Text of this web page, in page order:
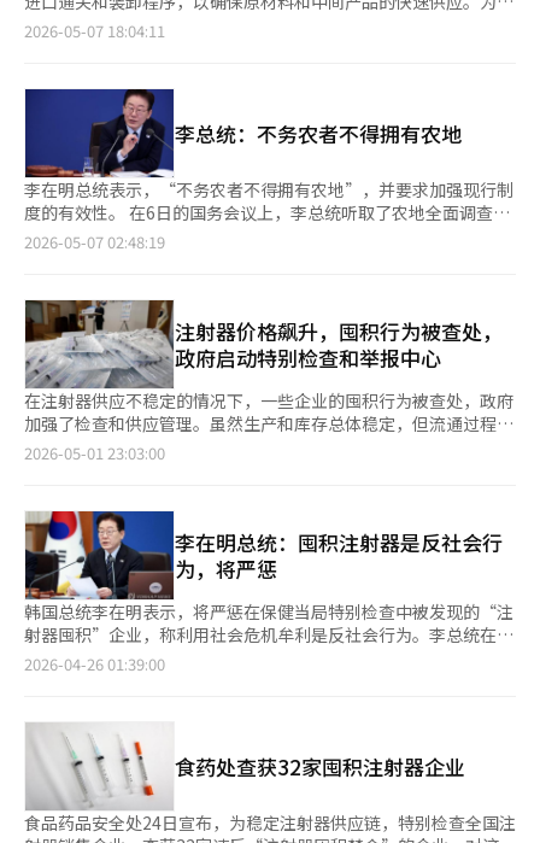
月份的物价上涨幅度保持在2%左右。财政经济部相关人士表
示：“石油产品价格没有大幅波动，且未发现农产品和水产品等特
到3.8%。财政经济部官员表示，根据能源和石油市场监测团的数
据，如果没有政府的价格控制，汽油价格可能会上涨至每升2200
韩国的物价水平相对稳定。主要发达国家的物价上涨率在2%至3%
之间，而韩国保持在相似或更低的水平，油价上涨速度也相对缓
慢。日本、匈牙利、波兰等国正在实施价格上限或炼油补贴等强力
政策，欧洲主要国家也在降低燃油税和加强市场检查，以应对油价
冲击。未来，政府将继续集中政策力量稳定石油价格。计划加强加
油站现场检查和打击囤积居奇行为，同时确保替代原油供应，实施
公共机构车辆单双号限行等措施。此外，政府将迅速执行高油价受
害补助金（规模为6.1万亿韩元）和农业、渔业、运输业燃油费支
将加强市场秩序的维护。对囤积居奇等非法行为，将适用3年以下
有期徒刑或1亿韩元以下罚款，并没收和追缴相关物品，同时考虑
引入罚款措施以快速制裁。财政经济部官员表示：“对于囤积居
奇，法律中已有没收和追缴相关物品的规定，总统在国务会议上提
到的罚款措施也将迅速进行审议。”※ 本报道经人工智能（AI）系
统翻译与编辑。
现供应链多元化，将改革程序性规定并发掘新的支持对象。海关总
战争后，3至4月的原油进口量从去年的1.5亿桶减少到今年的1.3亿
桶，下降了8.5%。其中，中东进口减少了2529万桶，非中东进口
减少了430万桶。同期，平均每桶价格为92美元，比去年同期的79
美元上涨了16.2%。液化天然气（LNG）和液化石油气（LPG）丁
烷的中东进口量分别急剧下降了12.7%和47.8%。不仅是能源，关
键工业原料如石脑油和氦气的进口趋势也在变化。石脑油的总进口
量减少了25.2%，供应链正在向美国、希腊和印度等国多元化。氦
气进口方面，卡塔尔的进口量减少了45.5%，而美国的进口量增加
过中东战争应急TF，推动需求物资的供应稳定化和关税、物流紧
急支持。为解决进口阶段的供应链瓶颈，紧急需求物资通过快速入
港和装卸前通关措施，确保到达国内后立即投入工业现场。此外，
禁止囤积居奇，指定紧急供需调整物资进口申报延迟罚款对象，加
强对出口限制物资的通关审查。对原油和石脑油等7种物资，每周
分析进口单价，并与相关部门共享详细信息。为最大限度减少中东
地区进出口企业的损失，海关当局采取措施，如减少罚款、积极批
准未装货物的装载期延长、免除出口申报更正和撤回的错误分数
部分不计入关税计税价格，并支持中东地区进口企业的延期付款和
分期付款。海关总署将在中东战争结束前，暂时简化关键物资的进
口通关和装卸程序。通过与主管部门协商，改善海外采购原材料的
进口通关文件可在通关后提交。为避免原油和LNG运输船的入港和
装卸延误，免除船舶检查指定和港内停泊地点移动申报。为实现供
应链多元化，将进一步发掘可通过FTA特例支持的制度和物资，并
解决进口程序中的困难。特别是针对马来西亚原油的原产地证明书
发放时间较长的问题，推进缩短发放时间。对于可作为石脑油替代
2026-05-07 18:04:11
李总统：不务农者不得拥有农地
李在明总统表示，“不务农者不得拥有农地”，并要求加强现行制
度的有效性。 在6日的国务会议上，李总统听取了农地全面调查计
划的报告后指出，宪法和农地法明确规定不务农者不得拥有农地。
己在担任城南市长时也曾尝试，但因法律和制度限制，实际出售命
令难以执行，导致投机行为。 此外，他指出，未履行“农地处置
义务”者若在三年内整改，义务即消失，这使得制度形同虚设。
在非公开会议中，审议通过了38项法律公告案、12项总统令案和1
项一般议案。 涉及国家任务的法律共26项，包括《腐败财产没收
及恢复特别法》部分修正案、《租赁诈骗受害者支援及居住稳定特
别法》部分修正案等。 李总统还指示对近期医疗产品囤积行为采
取强硬措施，考虑立即没收囤积物资，并提高举报奖励金至国库追
外，李总统称新政府成立后自杀死亡人数连续五个月下降，并高度
赞扬了担任政府控制塔角色的国务总理金民锡。 他关注到自杀预
防热线109每年接到约35万通咨询电话，但咨询人员仅100余人，
指示提高接听率，无论通过民间支持还是追加预算。 ※ 本报道经
人工智能（AI）系统翻译与编辑。
2026-05-07 02:48:19
注射器价格飙升，囤积行为被查处，
政府启动特别检查和举报中心
在注射器供应不稳定的情况下，一些企业的囤积行为被查处，政府
加强了检查和供应管理。虽然生产和库存总体稳定，但流通过程中
的异常交易导致市场混乱。据业内消息，食品药品安全处查处了32
库存囤积在仓库中，未正常供应市场。另一家公司则集中向33个特
定医疗机构供应，月平均销量达62万个，是平时的59倍。尽管流
通存在问题，但生产和库存相对稳定。根据食品药品安全处的数
据，截至4月28日下午5时，注射器生产量约为335万个，出库量为
550万个，总库存为4559万个。出库量超过生产量是由于现有库存
供应市场，整体供应基础无大问题。然而，一些医疗机构仍出现注
射器短缺，价格上涨超过两倍，或购买数量受限。业内认为，这是
由于流通中的囤积、出库延迟和特定交易集中供应所致。为改善这
囤积的企业进行第二次特别检查，若发现违规，将采取行政处罚和
刑事起诉等严厉措施。这不仅是为了短期市场稳定，也是为防止未
来类似的流通干扰行为。此外，为加强市场监控，举报系统也在积
极运作。任何人发现注射器制造和流通过程中的囤积或异常交易，
都可通过举报中心举报，接收的内容将经过事实核查以判断是否违
法。必要时，将与调查机构合作进行起诉等后续措施。此系统旨在
2026-05-01 23:03:00
李在明总统：囤积注射器是反社会行
为，将严惩
韩国总统李在明表示，将严惩在保健当局特别检查中被发现的“注
射器囤积”企业，称利用社会危机牟利是反社会行为。李总统在25
日通过社交媒体表示，已指示内阁对发现的违规行为进行快速调查
全国注射器销售企业进行了特别检查，发现32家企业违反了“注射
器囤积禁令”。部分企业被发现囤积约13万个注射器未出售，或仅
向特定客户供应62万个注射器。※ 本报道经人工智能（AI）系统
翻译与编辑。
2026-04-26 01:39:00
食药处查获32家囤积注射器企业
食品药品安全处24日宣布，为稳定注射器供应链，特别检查全国注